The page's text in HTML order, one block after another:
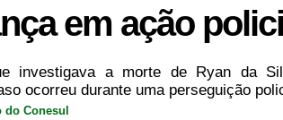
em ação
investigava a morte de Ryan da
ocorreu durante uma perseguição
do Conesul